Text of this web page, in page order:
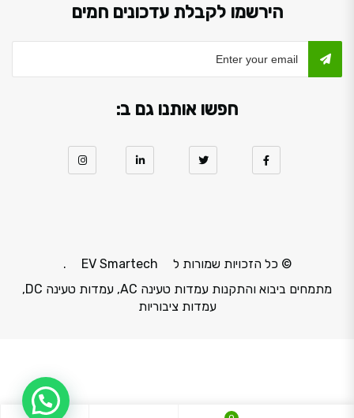
הירשמו לקבלת עדכונים חמים
חפשו אותנו גם ב:
© כל הזכויות שמורות ל EV Smartech
.
מתמחים ביבוא והתקנות עמדות טעינה AC, עמדות טעינה DC,
עמדות ציבוריות